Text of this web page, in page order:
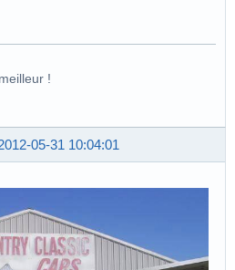
!
05-31 10:04:01